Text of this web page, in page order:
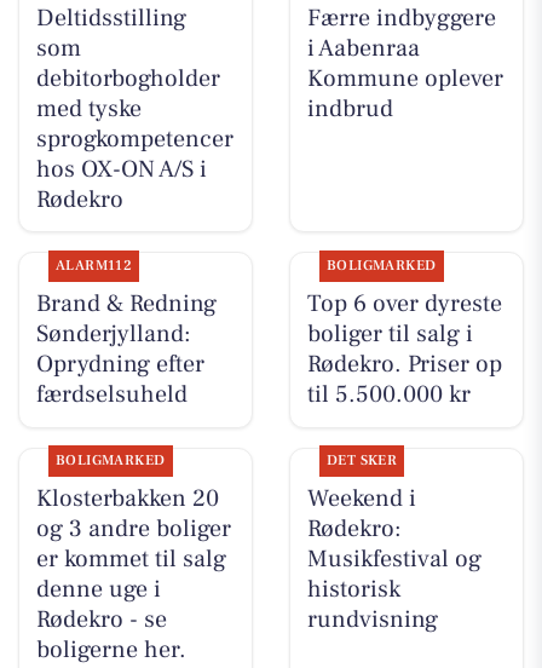
Deltidsstilling
som
debitorbogholder
med tyske
sprogkompetencer
hos OX-ON A/S i
Rødekro
Færre indbyggere
i Aabenraa
Kommune oplever
indbrud
ALARM112
Brand & Redning
Sønderjylland:
Oprydning efter
færdselsuheld
BOLIGMARKED
Top 6 over dyreste
boliger til salg i
Rødekro. Priser op
til 5.500.000 kr
BOLIGMARKED
Klosterbakken 20
og 3 andre boliger
er kommet til salg
denne uge i
Rødekro - se
boligerne her.
DET SKER
Weekend i
Rødekro:
Musikfestival og
historisk
rundvisning